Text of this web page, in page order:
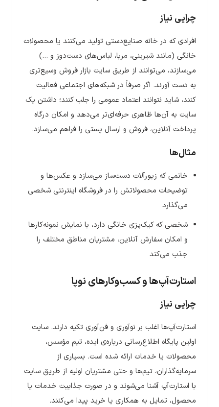
چرایی نیاز
افرادی که در خانه صنایع‌دستی تولید می‌کنند یا محصولات
خانگی (مانند شیرینی، مربا، لباس‌های دست‌دوز و …)
می‌سازند، می‌توانند از طریق سایت بازار فروش وسیع‌تری
به دست آورند. اگر صرفاً در شبکه‌های اجتماعی فعالیت
کنند، شاید نتوانند اعتماد عمومی را جلب کنند؛ داشتن یک
سایت به آن‌ها ظاهری حرفه‌ای‌تر می‌دهد و امکان درگاه
پرداخت آنلاین، فروش و ارسال پستی را فراهم می‌سازد.
مثال‌ها
خانمی که زیورآلات دست‌ساز می‌سازد و عکس‌ها و
توضیحات محصولاتش را در فروشگاه اینترنتی شخصی
می‌گذارد
شخصی که کیک‌پزی خانگی دارد، با نمایش نمونه‌کارها
و امکان سفارش آنلاین، مشتریان مناطق مختلف را
جذب می‌کند
استارت‌آپ‌ها و کسب‌وکارهای نوپا
چرایی نیاز
استارت‌آپ‌ها اغلب بر نوآوری و فن‌آوری تکیه دارند. سایت
اولین پایگاه اطلاع‌رسانی درباره‌ی ایده، تیم مؤسس،
محصولات یا خدمات ارائه شده است. بسیاری از
سرمایه‌گذاران، تیم‌ها و حتی مشتریان اولیه از طریق سایت
با استارت‌آپ آشنا می‌شوند و در صورت جذابیت خدمات یا
محصول، تمایل به همکاری یا خرید پیدا می‌کنند.